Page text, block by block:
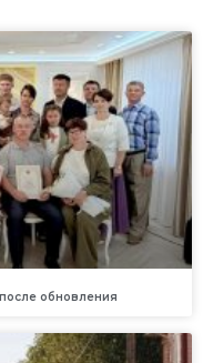
обновления